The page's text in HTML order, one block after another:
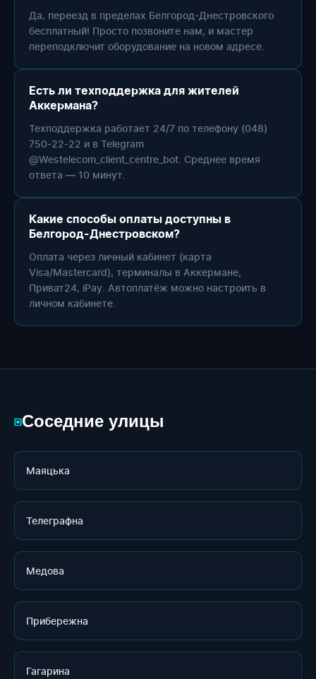
Да, переезд в пределах Белгород-Днестровского
бесплатный! Просто позвоните нам, и мастер
переподключит оборудование на новом адресе.
Есть ли техподдержка для жителей
Аккермана?
Техподдержка работает 24/7 по телефону (048)
750-22-22 и в Telegram
@Westelecom_client_centre_bot. Среднее время
ответа — 10 минут.
Какие способы оплаты доступны в
Белгород-Днестровском?
Оплата через личный кабинет (карта
Visa/Mastercard), терминалы в Аккермане,
Приват24, iPay. Автоплатёж можно настроить в
личном кабинете.
▣Соседние улицы
Маяцька
Телеграфна
Медова
Прибережна
Гагарина